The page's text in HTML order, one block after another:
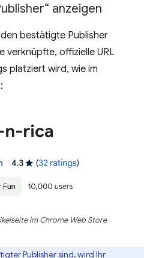
anzeigen
bestätigte Publisher
verknüpfte, offizielle URL
platziert wird, wie im
im Chrome Web Store
Publisher sind, wird Ihr